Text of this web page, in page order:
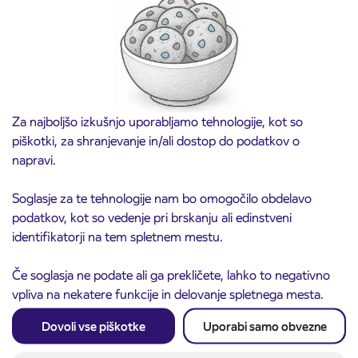
Za najboljšo izkušnjo uporabljamo tehnologije, kot so
piškotki, za shranjevanje in/ali dostop do podatkov o
napravi.
Soglasje za te tehnologije nam bo omogočilo obdelavo
podatkov, kot so vedenje pri brskanju ali edinstveni
identifikatorji na tem spletnem mestu.
Če soglasja ne podate ali ga prekličete, lahko to negativno
vpliva na nekatere funkcije in delovanje spletnega mesta.
Dovoli vse piškotke Uporabi samo obvezne
Preglejte vse novice in obvestila